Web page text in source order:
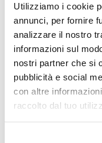
Utilizziamo i cookie
annunci, per fornire
analizzare il nostro
informazioni sul
nostri partner che si
pubblicità e social
con altre
raccolto dal tuo
che ha colpito
climatico e
soccorso in
attivisti dei
palestinese.